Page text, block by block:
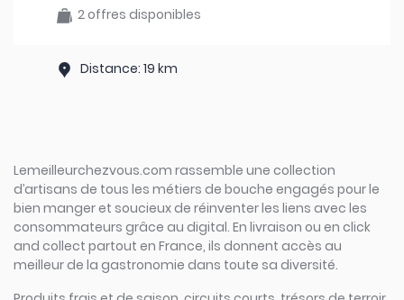
2 offres disponibles
Distance: 19 km
Lemeilleurchezvous.com rassemble une collection
d’artisans de tous les métiers de bouche engagés pour le
bien manger et soucieux de réinventer les liens avec les
consommateurs grâce au digital. En livraison ou en click
and collect partout en France, ils donnent accès au
meilleur de la gastronomie dans toute sa diversité.